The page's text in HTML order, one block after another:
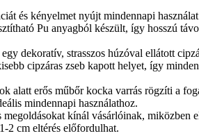
és kényelmet nyújt mindennapi
Pu anyagból készült, így hosszú
dekoratív, strasszos húzóval ellátott
cipzáras zseb kapott helyet, így
alatt erős műbőr kocka varrás rögzíti a
mindennapi használathoz.
kínál vásárlóinak, miközben
2 cm eltérés előfordulhat.